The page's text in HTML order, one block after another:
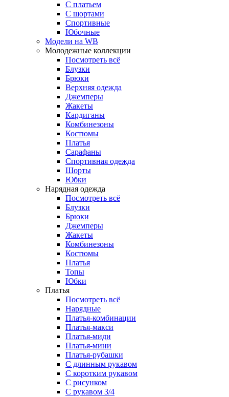
С платьем
С шортами
Спортивные
Юбочные
Модели на WB
Молодежные коллекции
Посмотреть всё
Блузки
Брюки
Верхняя одежда
Джемперы
Жакеты
Кардиганы
Комбинезоны
Костюмы
Платья
Сарафаны
Спортивная одежда
Шорты
Юбки
Нарядная одежда
Посмотреть всё
Блузки
Брюки
Джемперы
Жакеты
Комбинезоны
Костюмы
Платья
Топы
Юбки
Платья
Посмотреть всё
Нарядные
Платья-комбинации
Платья-макси
Платья-миди
Платья-мини
Платья-рубашки
С длинным рукавом
С коротким рукавом
С рисунком
С рукавом 3/4